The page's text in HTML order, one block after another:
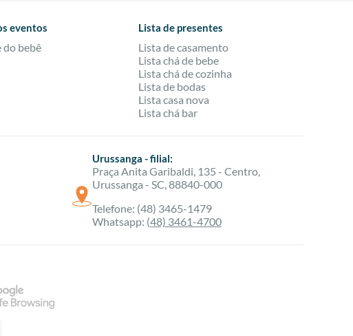
eventos
do bebê
Lista de presentes
Lista de casamento
Lista chá de bebe
Lista chá de cozinha
Lista de bodas
Lista casa nova
Lista chá bar
Urussanga - filial:
Praça Anita Garibaldi, 135 - Centro,
Urussanga - SC, 88840-000
Telefone: (48) 3465-1479
Whatsapp: (48) 3461-4700